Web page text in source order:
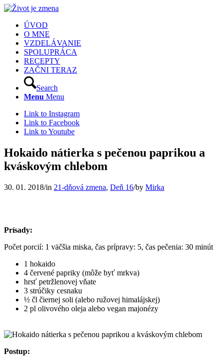
ÚVOD
O MNE
VZDELÁVANIE
SPOLUPRÁCA
RECEPTY
ZAČNI TERAZ
Search
Menu Menu
Link to Instagram
Link to Facebook
Link to Youtube
Hokaido nátierka s pečenou paprikou a
kváskovým chlebom
30. 01. 2018/in 21-dňová zmena, Deň 16/by Mirka
Prísady:
Počet porcií: 1 väčšia miska, čas prípravy: 5, čas pečenia: 30 minút
1 hokaido
4 červené papriky (môže byť mrkva)
hrsť petržlenovej vňate
3 strúčiky cesnaku
½ čl čiernej soli (alebo ružovej himalájskej)
2 pl olivového oleja alebo vegan majonézy
Postup: